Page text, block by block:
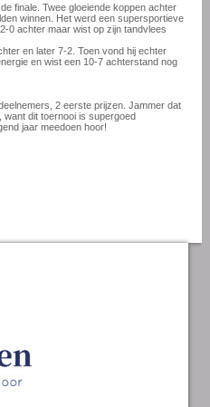
finale. Twee gloeiende koppen achter
winnen. Het werd een supersportieve
0 achter maar wist op zijn tandvlees
en later 7-2. Toen vond hij echter
en wist een 10-7 achterstand nog
2 eerste prijzen. Jammer dat
want dit toernooi is supergoed
jaar meedoen hoor!